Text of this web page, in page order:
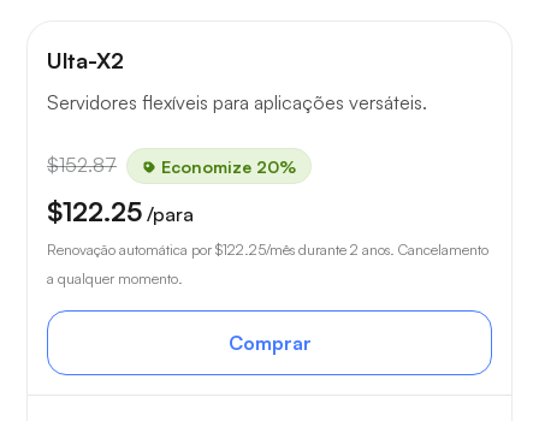
Ulta-X2
Servidores flexíveis para aplicações versáteis.
$152.87 Economize 20%
$122.25 /para
Renovação automática por $122.25/mês durante 2 anos. Cancelamento
a qualquer momento.
Comprar